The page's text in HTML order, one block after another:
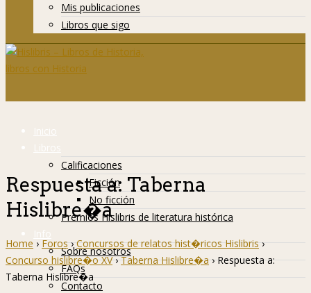
Mis publicaciones
Libros que sigo
Inicio
Libros
Calificaciones
Ficción
No ficción
Premios Hislibris de literatura histórica
Info
Sobre nosotros
FAQs
Contacto
Respuesta a: Taberna
Hislibre�a
Home › Foros › Concursos de relatos hist�ricos Hislibris ›
Concurso hislibre�o XV › Taberna Hislibre�a › Respuesta a:
Taberna Hislibre�a